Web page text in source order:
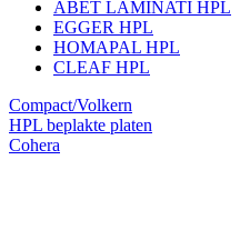
ABET LAMINATI HPL
EGGER HPL
HOMAPAL HPL
CLEAF HPL
Compact/Volkern
HPL beplakte platen
Cohera